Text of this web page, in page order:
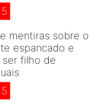
mentiras sobre o
espancado e
filho de